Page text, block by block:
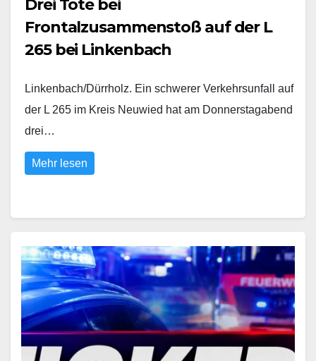
Drei Tote bei
Frontalzusammenstoß auf der L
265 bei Linkenbach
Linkenbach/Dürrholz. Ein schwerer Verkehrsunfall auf
der L 265 im Kreis Neuwied hat am Donnerstagabend
drei…
Mehr lesen